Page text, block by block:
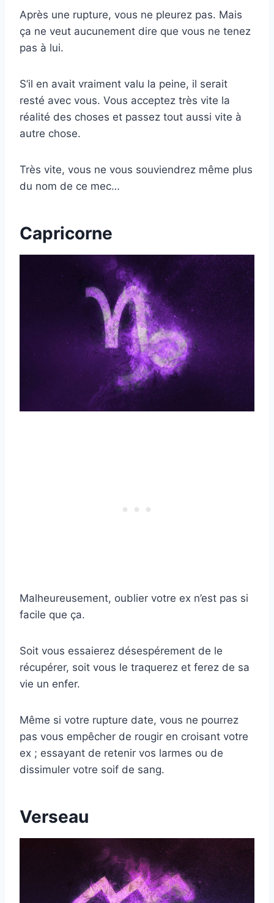
Après une rupture, vous ne pleurez pas. Mais
ça ne veut aucunement dire que vous ne tenez
pas à lui.
S’il en avait vraiment valu la peine, il serait
resté avec vous. Vous acceptez très vite la
réalité des choses et passez tout aussi vite à
autre chose.
Très vite, vous ne vous souviendrez même plus
du nom de ce mec…
Capricorne
Malheureusement, oublier votre ex n’est pas si
facile que ça.
Soit vous essaierez désespérement de le
récupérer, soit vous le traquerez et ferez de sa
vie un enfer.
Même si votre rupture date, vous ne pourrez
pas vous empêcher de rougir en croisant votre
ex ; essayant de retenir vos larmes ou de
dissimuler votre soif de sang.
Verseau